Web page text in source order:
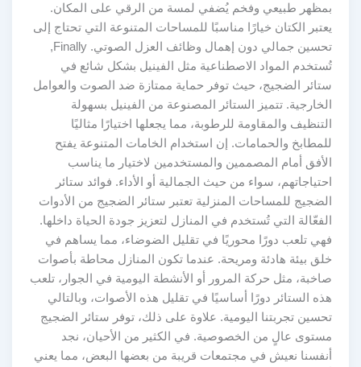
بمظهر طبيعي وفخم يُضفي لمسة من الرقي على المكان.
يعتبر الكتان خيارًا مناسبًا للمساحات المتنوعة التي تحتاج إلى
تحسين جمالي دون إهمال وظائف العزل الصوتي. Finally,
تُستخدم المواد الاصطناعية مثل الفينيل بشكل شائع في
ستائر الضجيج، حيث توفر حماية ممتازة ضد الصوت والعوامل
الخارجية. تتميز الستائر المصنوعة من الفينيل بسهولة
التنظيف والمقاومة للرطوبة، مما يجعلها اختيارًا مثاليًا
للمطابخ والحمامات. إن استخدام الخامات المتنوعة يفتح
الأفق أمام المصممين والمستخدمين لاختيار ما يناسب
احتياجاتهم، سواء من حيث الجمالية أو الأداء. فوائد ستائر
الضجيج للمساحات المنزلية تعتبر ستائر الضجيج من الأدوات
الفعّالة التي تُستخدم في المنازل لتعزيز جودة الحياة داخلها.
فهي تلعب دورًا محوريًا في تقليل الضوضاء، مما يساهم في
خلق بيئة هادئة ومريحة. عندما تكون المنازل محاطة بأصوات
صاخبة، مثل حركة المرور أو الأنشطة اليومية في الجوار، تلعب
هذه الستائر دورًا أساسيًا في تقليل هذه الأصوات، وبالتالي
تحسين تجربتنا اليومية. علاوة على ذلك، توفر ستائر الضجيج
مستوى عالٍ من الخصوصية. في الكثير من الأحيان، نجد
أنفسنا نعيش في مجتمعات قريبة من بعضها البعض، مما يعني